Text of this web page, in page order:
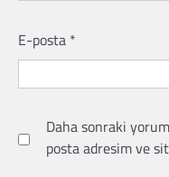
E-posta *
Daha sonraki
posta adresim ve